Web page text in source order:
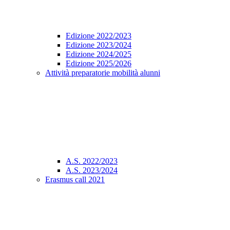
Edizione 2022/2023
Edizione 2023/2024
Edizione 2024/2025
Edizione 2025/2026
Attività preparatorie mobilità alunni
A.S. 2022/2023
A.S. 2023/2024
Erasmus call 2021